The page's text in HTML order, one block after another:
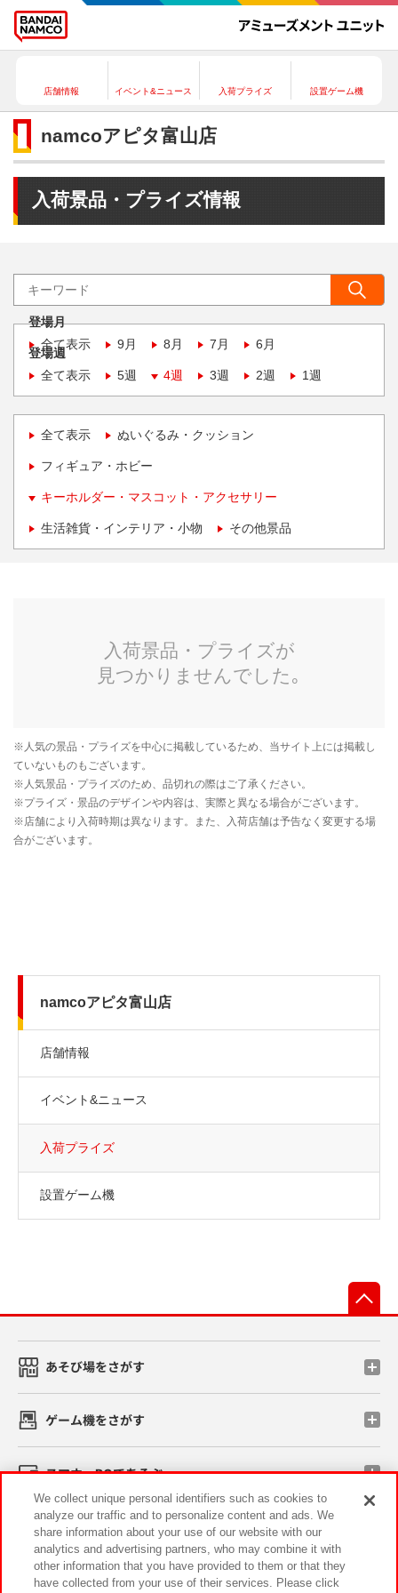
店舗情報 イベント&ニュース 入荷プライズ 設置ゲーム機
namcoアピタ富山店
入荷景品・プライズ情報
登場月
全て表示
9月 8月 7月 6月
登場週
全て表示
5週 4週 3週 2週 1週
全て表示 ぬいぐるみ・クッション
フィギュア・ホビー
キーホルダー・マスコット・アクセサリー
生活雑貨・インテリア・小物 その他景品
namcoアピタ富山店
店舗情報
イベント&ニュース
入荷プライズ
設置ゲーム機
あそび場をさがす
ゲーム機をさがす
スマホ・PCであそぶ
イベント・キャンペーン
We collect unique personal identifiers such as cookies to
analyze our traffic and to personalize content and ads. We
share information about your use of our website with our
analytics and advertising partners, who may combine it with
other information that you have provided to them or that they
have collected from your use of their services. Please click